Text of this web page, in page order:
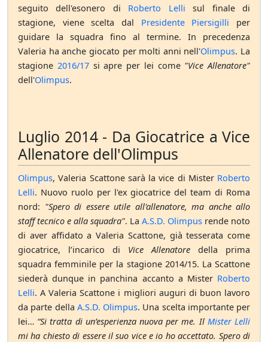
seguito dell'esonero di Roberto Lelli sul finale di
stagione, viene scelta dal Presidente Piersigilli per
guidare la squadra fino al termine. In precedenza
Valeria ha anche giocato per molti anni nell'Olimpus. La
stagione 2016/17si apre per lei come "Vice Allenatore"
dell'Olimpus.
Luglio 2014 - Da Giocatrice a Vice
Allenatore dell'Olimpus
Olimpus, Valeria Scattone sarà la vice di Mister Roberto
Lelli. Nuovo ruolo per l'ex giocatrice del team di Roma
nord: "Spero di essere utile all'allenatore, ma anche allo
staff tecnico e alla squadra". La A.S.D. Olimpus rende noto
di aver affidato a Valeria Scattone, già tesserata come
giocatrice, l’incarico di Vice Allenatore della prima
squadra femminile per la stagione 2014/15. La Scattone
siederà dunque in panchina accanto a Mister Roberto
Lelli. A Valeria Scattone i migliori auguri di buon lavoro
da parte della A.S.D. Olimpus. Una scelta importante per
lei… “Si tratta di un’esperienza nuova per me. Il Mister Lelli
mi ha chiesto di essere il suo vice e io ho accettato. Spero di